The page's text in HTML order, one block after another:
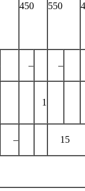
450 550
– –
1
– 15